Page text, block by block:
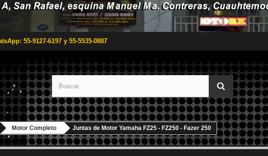
55-9127-6197 y 55-5535-0887
Motor Completo Juntas de Motor Yamaha FZ25 - FZ250 - Fazer 250